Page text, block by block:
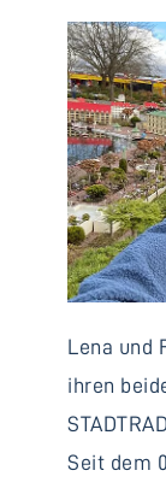
Lena und
ihren
Seit dem